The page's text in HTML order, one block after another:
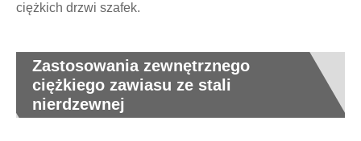
ciężkich drzwi szafek.
Zastosowania zewnętrznego
ciężkiego zawiasu ze stali
nierdzewnej